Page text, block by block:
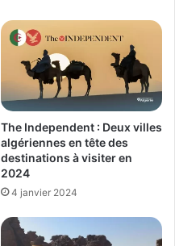
The Independent : Deux villes
algériennes en tête des
destinations à visiter en
2024
4 janvier 2024